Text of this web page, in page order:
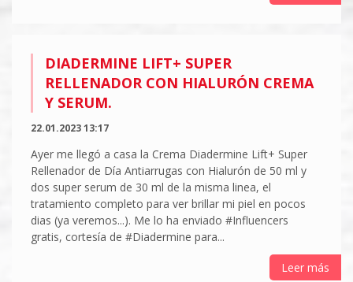
DIADERMINE LIFT+ SUPER
RELLENADOR CON HIALURÓN CREMA
Y SERUM.
22.01.2023 13:17
Ayer me llegó a casa la Crema Diadermine Lift+ Super
Rellenador de Día Antiarrugas con Hialurón de 50 ml y
dos super serum de 30 ml de la misma linea, el
tratamiento completo para ver brillar mi piel en pocos
dias (ya veremos...). Me lo ha enviado #Influencers
gratis, cortesía de #Diadermine para...
Leer más